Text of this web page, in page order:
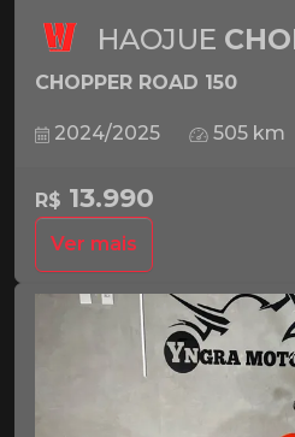
HAOJUE
CHOPPER ROAD 150
2024/2025 505 km
R$ 13.990
Ver mais